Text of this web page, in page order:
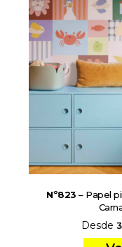
Nº823 – Papel
Desde